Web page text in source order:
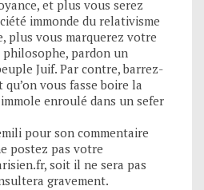
et plus vous serez
immonde du relativisme
plus vous marquerez votre
pardon un
Juif. Par contre, barrez-
vous fasse boire la
enroulé dans un sefer
pour son commentaire
postez pas votre
soit il ne sera pas
gravement.